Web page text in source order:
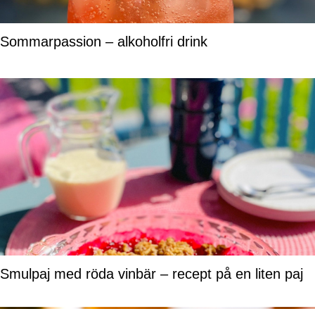
Sommarpassion – alkoholfri drink
Smulpaj med röda vinbär – recept på en liten paj